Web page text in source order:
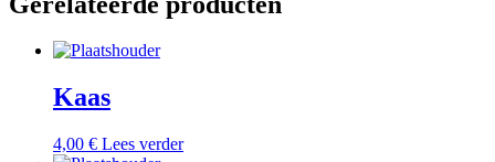
Kaas
4,00 € Lees verder